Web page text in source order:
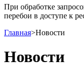
При обработке
перебои в доступе к
Главная>Новости
Новости